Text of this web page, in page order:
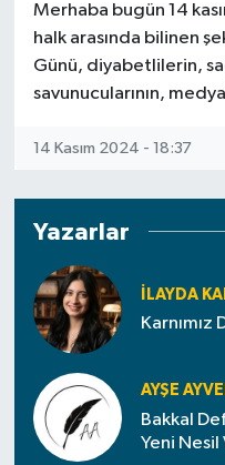
Merhaba bugün 14
halk arasında bilinen
Günü, diyabetlilerin,
savunucularının,
14 Kasım 2024 - 18:37
Yazarlar
İLAYDA
AYŞE
Bakkal
Yeni Nesil
Dünya
SPOR
Vefat
Video